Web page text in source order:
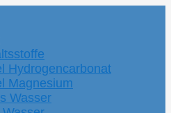
Hydrogencarbonat
Magnesium
Wasser